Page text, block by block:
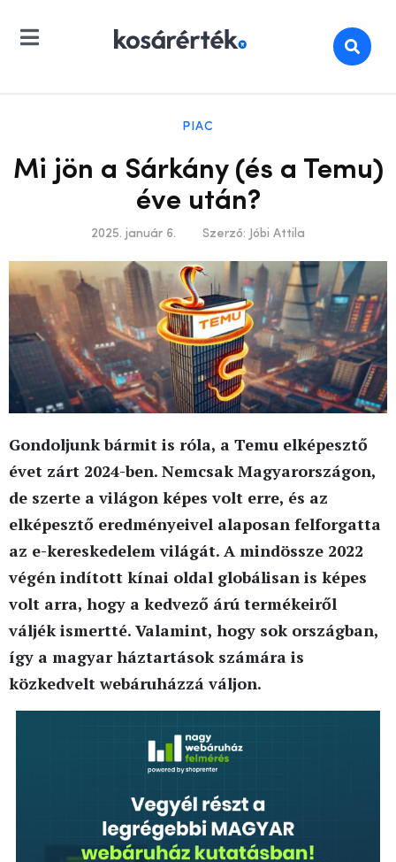
PIAC
Mi jön a Sárkány (és a Temu)
éve után?
2025. január 6. Szerző: Jóbi Attila
Gondoljunk bármit is róla, a Temu elképesztő
évet zárt 2024-ben. Nemcsak Magyarországon,
de szerte a világon képes volt erre, és az
elképesztő eredményeivel alaposan felforgatta
az e-kereskedelem világát. A mindössze 2022
végén indított kínai oldal globálisan is képes
volt arra, hogy a kedvező árú termékeiről
váljék ismertté. Valamint, hogy sok országban,
így a magyar háztartások számára is
közkedvelt webáruházzá váljon.